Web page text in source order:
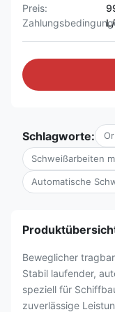
Preis:
Schlagworte:
Schweißarbeiten
Automatische
Beweglicher
Stabil laufender,
speziell für
zuverlässige